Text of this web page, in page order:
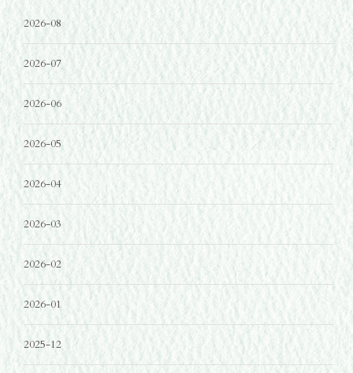
2026-08
2026-07
2026-06
2026-05
2026-04
2026-03
2026-02
2026-01
2025-12